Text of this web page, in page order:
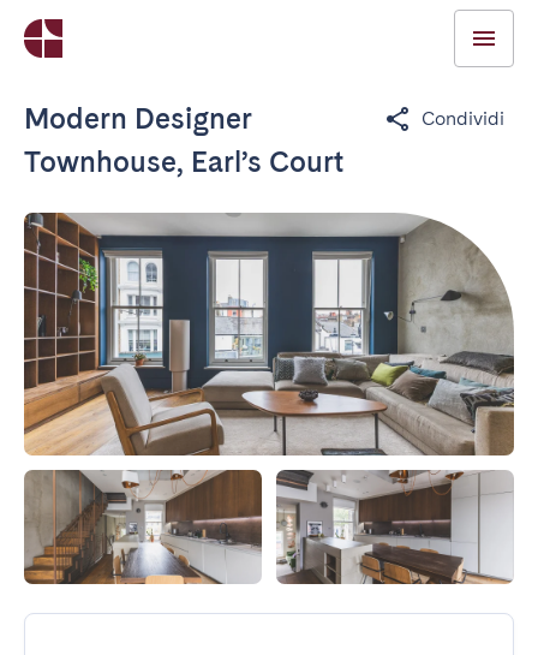
Modern Designer
Townhouse, Earl’s Court
Condividi